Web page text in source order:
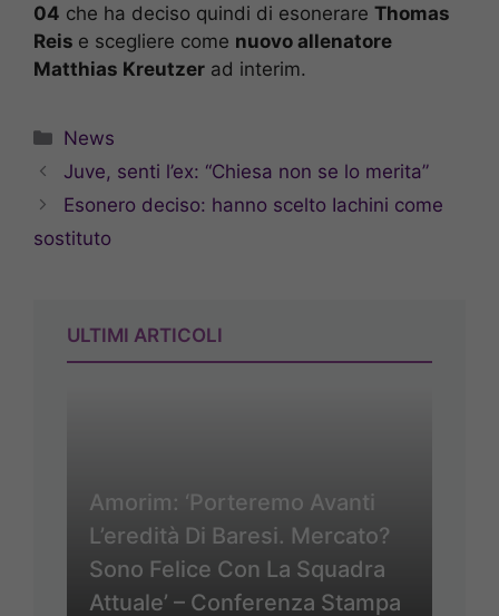
04 che ha deciso quindi di esonerare Thomas
Reis e scegliere come nuovo allenatore
Matthias Kreutzer ad interim.
Categorie
News
Juve, senti l’ex: “Chiesa non se lo merita”
Esonero deciso: hanno scelto Iachini come
sostituto
ULTIMI ARTICOLI
Amorim: ‘Porteremo Avanti
L’eredità Di Baresi. Mercato?
Sono Felice Con La Squadra
Attuale’ – Conferenza Stampa